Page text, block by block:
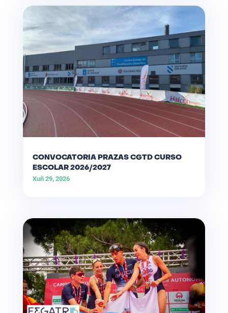
CONVOCATORIA PRAZAS CGTD CURSO
ESCOLAR 2026/2027
Xuñ 29, 2026